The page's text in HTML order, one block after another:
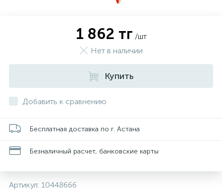
1 862 тг /шт
Нет в наличии
Купить
Добавить к сравнению
Бесплатная доставка по г. Астана
Безналичный расчет, банковские карты
Артикул: 10448666